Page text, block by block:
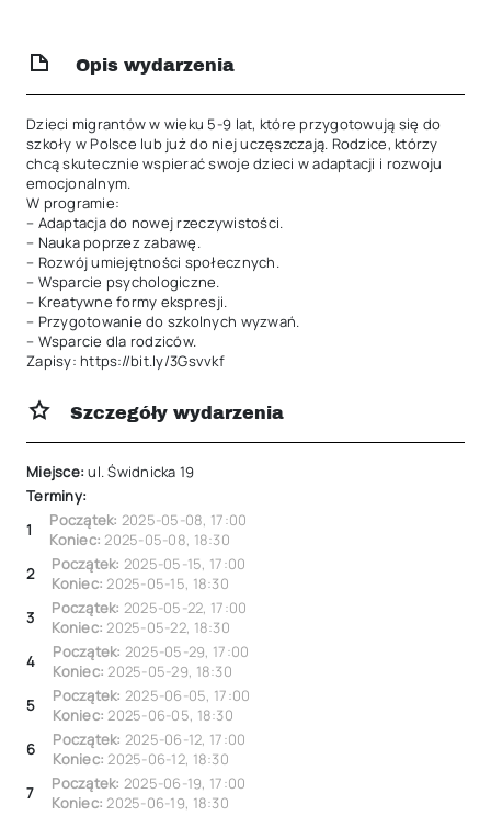
Opis wydarzenia
Dzieci migrantów w wieku 5-9 lat, które przygotowują się do
szkoły w Polsce lub już do niej uczęszczają. Rodzice, którzy
chcą skutecznie wspierać swoje dzieci w adaptacji i rozwoju
emocjonalnym.
W programie:
– Adaptacja do nowej rzeczywistości.
– Nauka poprzez zabawę.
– Rozwój umiejętności społecznych.
– Wsparcie psychologiczne.
– Kreatywne formy ekspresji.
– Przygotowanie do szkolnych wyzwań.
– Wsparcie dla rodziców.
Zapisy: https://bit.ly/3Gsvvkf
Szczegóły wydarzenia
Miejsce:ul. Świdnicka 19
Terminy:
1
Początek: 2025-05-08, 17:00
Koniec:2025-05-08, 18:30
2
Początek: 2025-05-15, 17:00
Koniec:2025-05-15, 18:30
3
Początek: 2025-05-22, 17:00
Koniec:2025-05-22, 18:30
4
Początek: 2025-05-29, 17:00
Koniec:2025-05-29, 18:30
5
Początek: 2025-06-05, 17:00
Koniec:2025-06-05, 18:30
6
Początek: 2025-06-12, 17:00
Koniec:2025-06-12, 18:30
7
Początek: 2025-06-19, 17:00
Koniec:2025-06-19, 18:30